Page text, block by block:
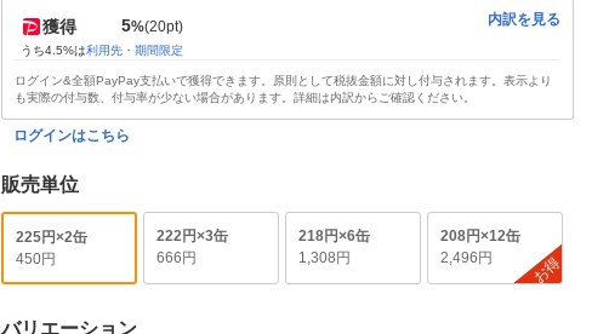
獲得 5%(20pt)
うち4.5%は利用先・期間限定
内訳を見る
ログイン&全額PayPay支払いで獲得できます。原則として税抜金額に対し付与されます。表示より
も実際の付与数、付与率が少ない場合があります。詳細は内訳からご確認ください。
ログインはこちら
販売単位
225円×2缶
450円
222円×3缶
666円
218円×6缶
1,308円
208円×12缶
2,496円
お得
バリエーション